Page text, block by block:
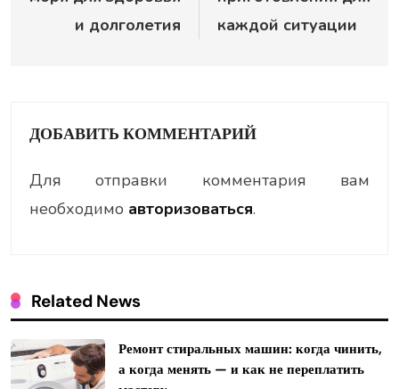
и долголетия
каждой ситуации
ДОБАВИТЬ КОММЕНТАРИЙ
Для отправки комментария вам
необходимо авторизоваться.
Related News
Ремонт стиральных машин: когда чинить,
а когда менять — и как не переплатить